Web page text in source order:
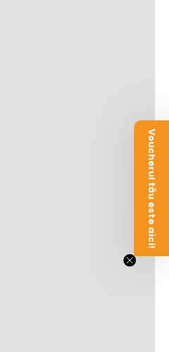
Voucherul tău este aici!